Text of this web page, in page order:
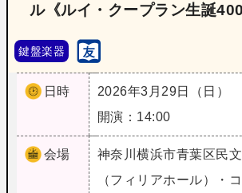
ル《ルイ・クープラン生誕400
鍵盤楽器
日時
2026年3月29日（日）
開演：14:00
会場 神奈川横浜市青葉区民
（フィリアホール）・